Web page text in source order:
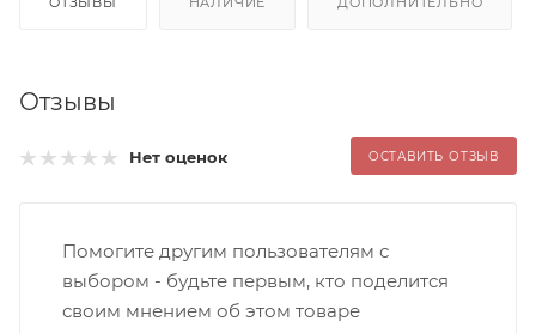
Отзывы
Нет оценок ОСТАВИТЬ ОТЗЫВ
Помогите другим пользователям с
выбором - будьте первым, кто поделится
своим мнением об этом товаре